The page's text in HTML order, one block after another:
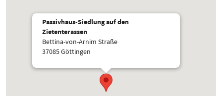
Passivhaus-Siedlung auf den
Zietenterassen
Bettina-von-Arnim Straße
37085 Göttingen